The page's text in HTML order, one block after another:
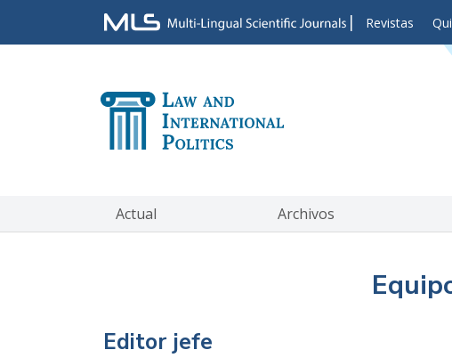
| Revistas
Actual Archivos
Editor jefe